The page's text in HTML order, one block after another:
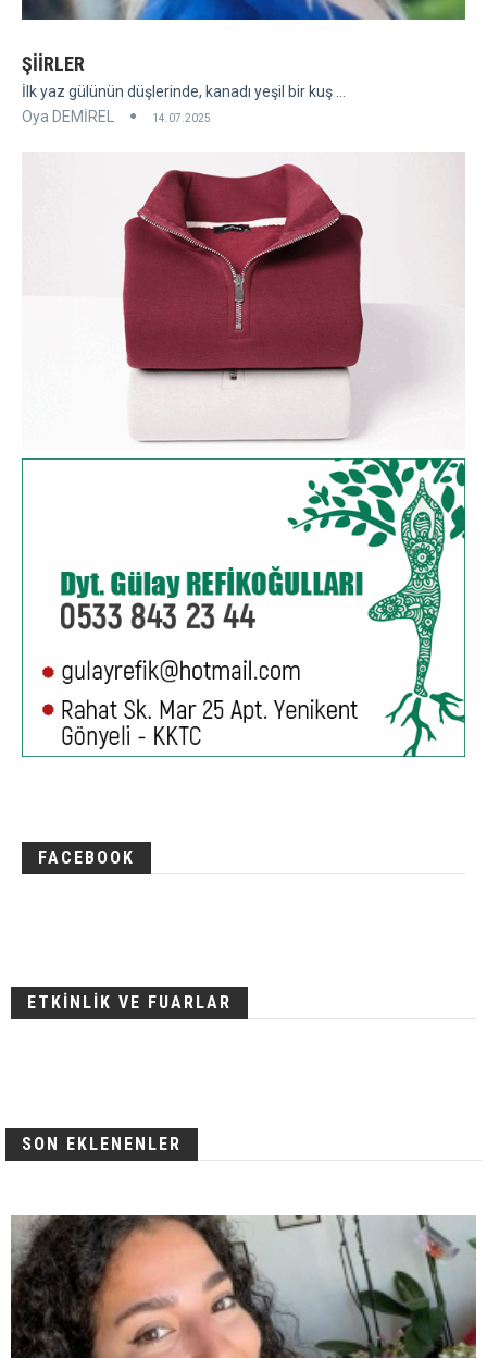
ŞİİRLER
İlk yaz gülünün düşlerinde, kanadı yeşil bir kuş ...
Oya DEMİREL
14.07.2025
FACEBOOK
ETKİNLİK VE FUARLAR
SON EKLENENLER